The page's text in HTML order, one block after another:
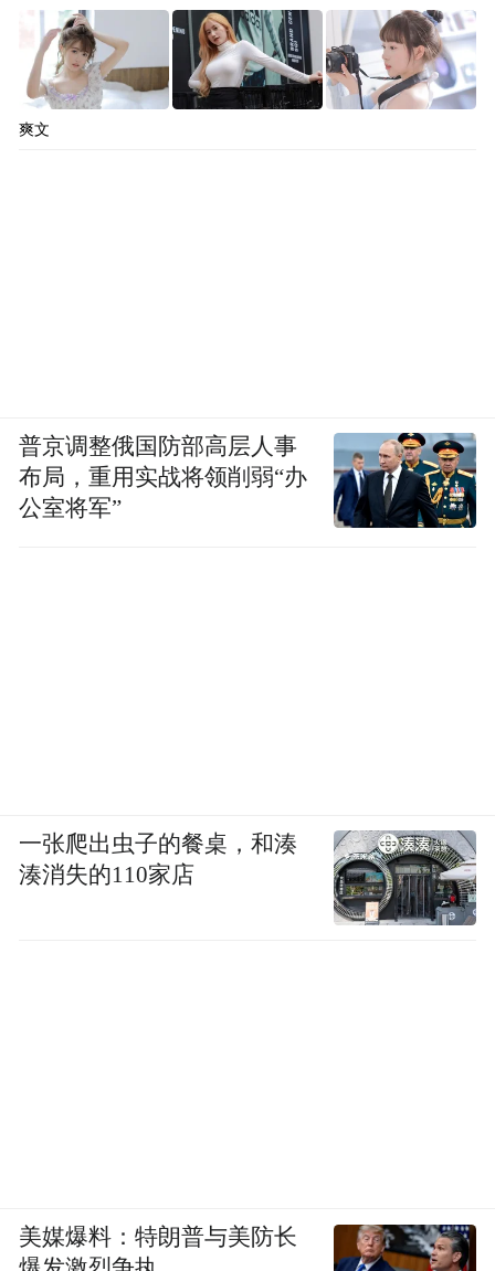
爽文
普京调整俄国防部高层人事
布局，重用实战将领削弱“办
公室将军”
一张爬出虫子的餐桌，和湊
湊消失的110家店
美媒爆料：特朗普与美防长